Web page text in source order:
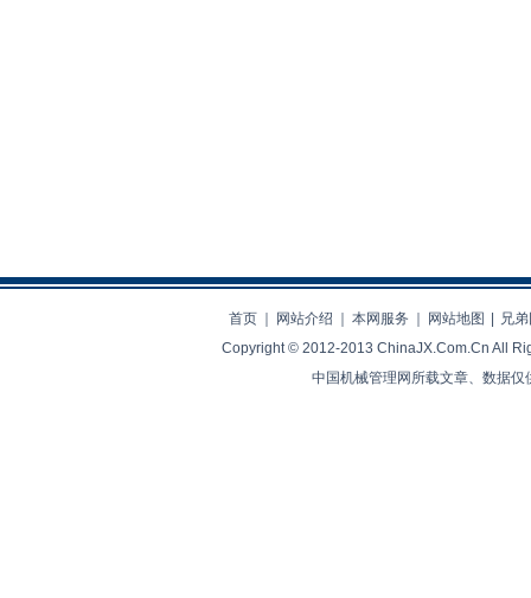
首页 网站介绍 本网服务 网站地图
兄
Copyright © 2012-2013 ChinaJX.Com.Cn All
中国机械管理网所载文章、数据